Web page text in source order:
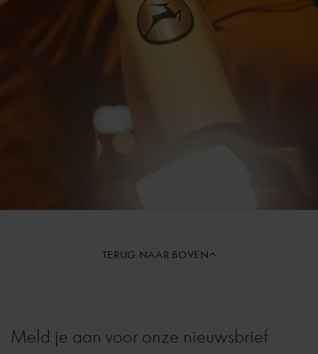
Meld je aan voor onze nieuwsbrief
TERUG NAAR BOVEN